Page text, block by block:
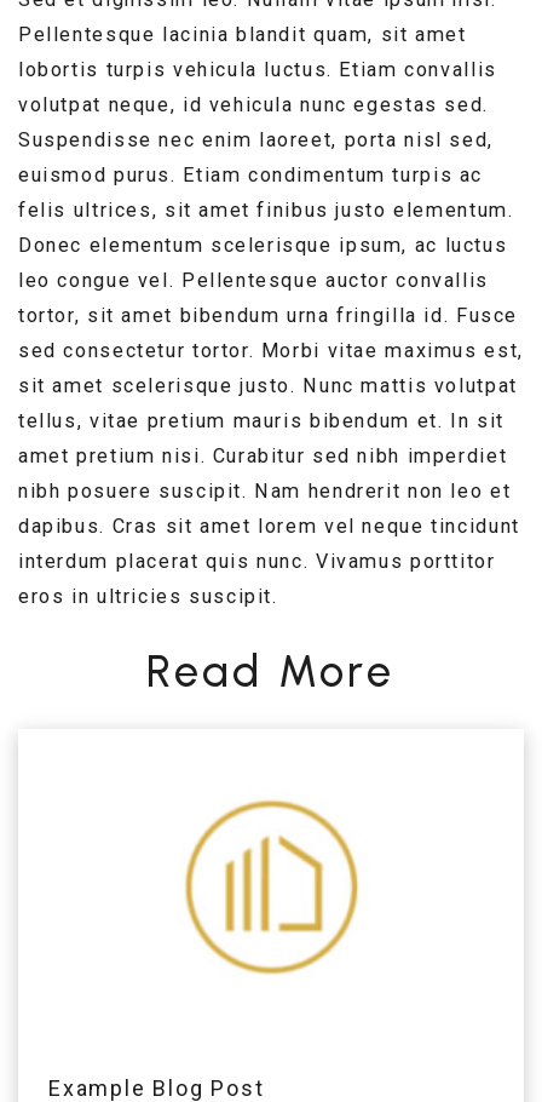
Pellentesque lacinia blandit quam, sit amet
lobortis turpis vehicula luctus. Etiam convallis
volutpat neque, id vehicula nunc egestas sed.
Suspendisse nec enim laoreet, porta nisl sed,
euismod purus. Etiam condimentum turpis ac
felis ultrices, sit amet finibus justo elementum.
Donec elementum scelerisque ipsum, ac luctus
leo congue vel. Pellentesque auctor convallis
tortor, sit amet bibendum urna fringilla id. Fusce
sed consectetur tortor. Morbi vitae maximus est,
sit amet scelerisque justo. Nunc mattis volutpat
tellus, vitae pretium mauris bibendum et. In sit
amet pretium nisi. Curabitur sed nibh imperdiet
nibh posuere suscipit. Nam hendrerit non leo et
dapibus. Cras sit amet lorem vel neque tincidunt
interdum placerat quis nunc. Vivamus porttitor
eros in ultricies suscipit.
Read More
Example Blog Post